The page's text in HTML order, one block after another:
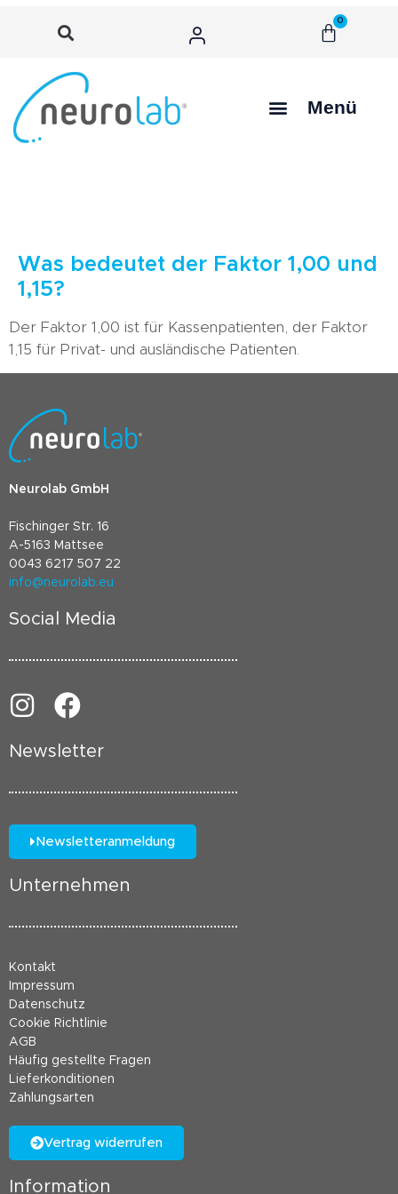
0
Menü
Was bedeutet der Faktor 1,00 und
1,15?
Der Faktor 1,00 ist für Kassenpatienten, der Faktor
1,15 für Privat- und ausländische Patienten.
Neurolab GmbH
Fischinger Str. 16
A-5163 Mattsee
0043 6217 507 22
info@neurolab.eu
Social Media
Newsletter
Newsletteranmeldung
Unternehmen
Kontakt
Impressum
Datenschutz
Cookie Richtlinie
AGB
Häufig gestellte Fragen
Lieferkonditionen
Zahlungsarten
Vertrag widerrufen
Information